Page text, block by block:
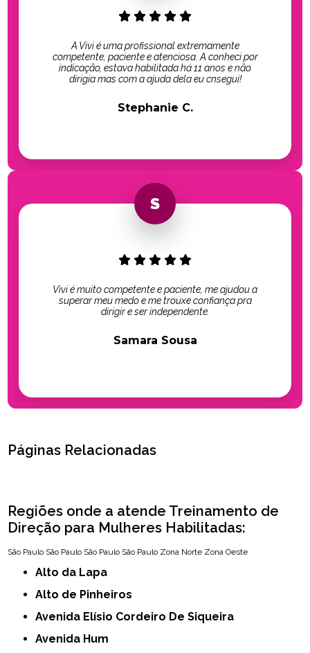
A Vivi é uma profissional extremamente
competente, paciente e atenciosa. A conheci por
indicação, estava habilitada há 11 anos e não
dirigia mas com a ajuda dela eu cnsegui!
Stephanie C.
Vivi é muito competente e paciente, me ajudou a
superar meu medo e me trouxe confiança pra
dirigir e ser independente.
Samara Sousa
Páginas Relacionadas
Regiões onde a atende Treinamento de
Direção para Mulheres Habilitadas:
São Paulo São Paulo São Paulo São Paulo Zona Norte Zona Oeste
Alto da Lapa
Alto de Pinheiros
Avenida Elísio Cordeiro De Siqueira
Avenida Hum